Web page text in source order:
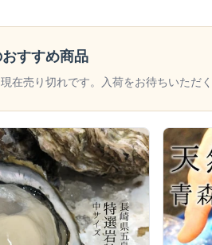
すすめ商品
在売り切れです。入荷をお待ちいただ